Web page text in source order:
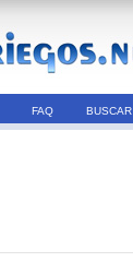
FAQ BUSCAR